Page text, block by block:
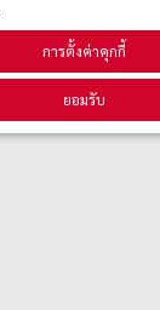
การตั้งค่าคุกกี้
ยอมรับ